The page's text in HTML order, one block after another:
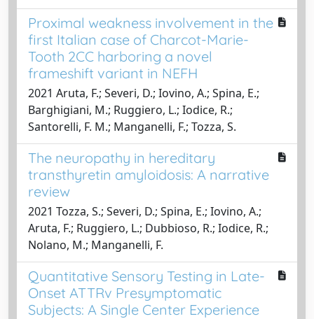
Proximal weakness involvement in the
first Italian case of Charcot-Marie-
Tooth 2CC harboring a novel
frameshift variant in NEFH
2021 Aruta, F.; Severi, D.; Iovino, A.; Spina, E.;
Barghigiani, M.; Ruggiero, L.; Iodice, R.;
Santorelli, F. M.; Manganelli, F.; Tozza, S.
The neuropathy in hereditary
transthyretin amyloidosis: A narrative
review
2021 Tozza, S.; Severi, D.; Spina, E.; Iovino, A.;
Aruta, F.; Ruggiero, L.; Dubbioso, R.; Iodice, R.;
Nolano, M.; Manganelli, F.
Quantitative Sensory Testing in Late-
Onset ATTRv Presymptomatic
Subjects: A Single Center Experience